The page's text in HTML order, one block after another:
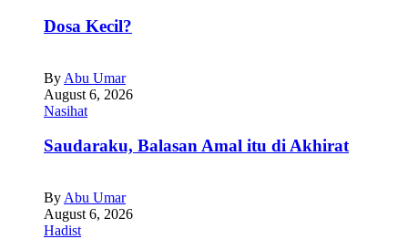
Dosa Kecil?
By Abu Umar
August 6, 2026
Nasihat
Saudaraku, Balasan Amal itu di Akhirat
By Abu Umar
August 6, 2026
Hadist